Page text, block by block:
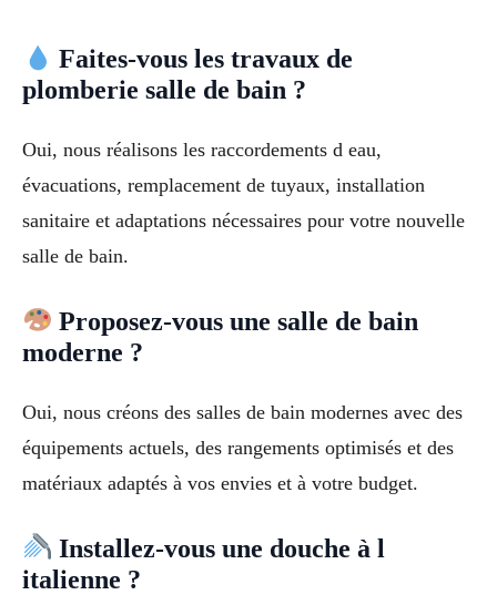
Faites-vous les travaux de
plomberie salle de bain ?
Oui, nous réalisons les raccordements d eau,
évacuations, remplacement de tuyaux, installation
sanitaire et adaptations nécessaires pour votre nouvelle
salle de bain.
Proposez-vous une salle de bain
moderne ?
Oui, nous créons des salles de bain modernes avec des
équipements actuels, des rangements optimisés et des
matériaux adaptés à vos envies et à votre budget.
Installez-vous une douche à l
italienne ?